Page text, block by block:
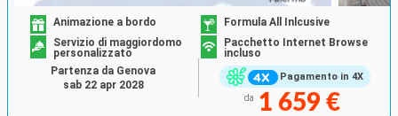
Pagamento in 4X
Animazione a bordo
Formula All Inlcusive
Servizio di maggiordomo
personalizzato
Pacchetto Internet Browse
incluso
da 1 659 €
Partenza da Genova
sab 22 apr 2028